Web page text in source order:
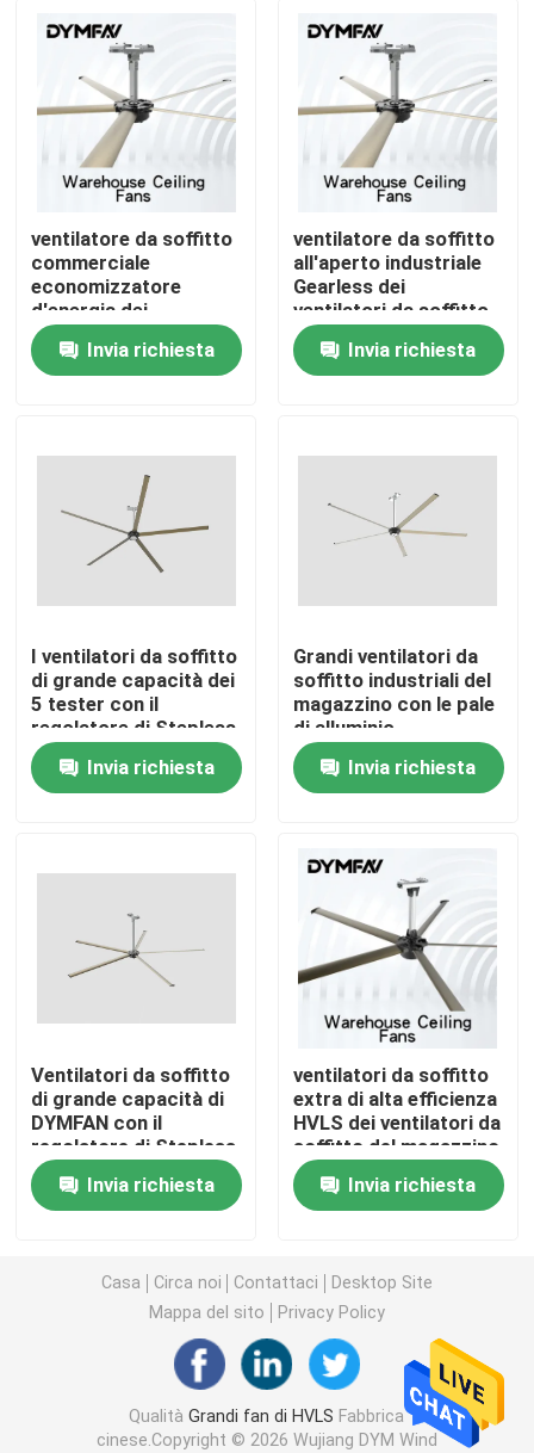
Casa
Prodotti
Circa noi
Giro della fabbrica
Controllo di qualità
Contattici
Richieda una citazione
Grandi fan di HVLS
Fan residenziali di HVLS
Fan a bassa velocità in grande quantità
Grandi ventilatori da soffitto industriali
Ventilatori da soffitto giganti
Grandi ventilatori da soffitto di pala
Ventilatori da soffitto dell'officina
ventilatore da soffitto
commerciale
economizzatore
d'energia dei
ventilatori da soffitto
HVLS del magazzino
0.7kw di 5m
Invia richiesta
ventilatore da soffitto
all'aperto industriale
Gearless dei
ventilatori da soffitto
95 giri/min. del
magazzino 0.7kw di
4.3m
Invia richiesta
I ventilatori da soffitto
di grande capacità dei
5 tester con il
regolatore di Stepless
Invia richiesta
Grandi ventilatori da
soffitto industriali del
magazzino con le pale
di alluminio
Invia richiesta
Ventilatori da soffitto
di grande capacità di
DYMFAN con il
regolatore di Stepless
una garanzia da 1 anno
Invia richiesta
ventilatori da soffitto
extra di alta efficienza
HVLS dei ventilatori da
soffitto del magazzino
1.5kw di 7.1m grandi
Invia richiesta
Casa Circa noi Contattaci
Desktop Site
Mappa del sito
Privacy Policy
QualitàGrandi fan di HVLS Fabbrica
cinese.Copyright © 2026 Wujiang DYM Wind